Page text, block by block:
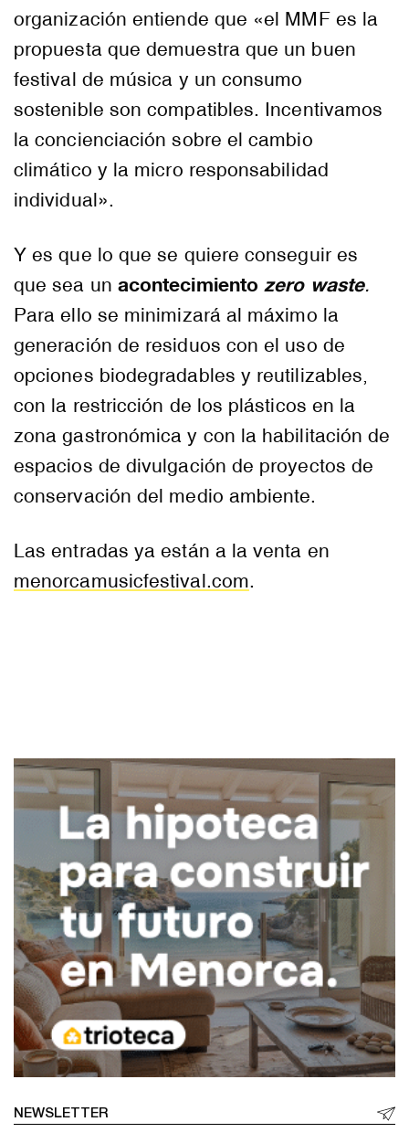
organización entiende que «el MMF es la
propuesta que demuestra que un buen
festival de música y un consumo
sostenible son compatibles. Incentivamos
la concienciación sobre el cambio
climático y la micro responsabilidad
individual».
Y es que lo que se quiere conseguir es
que sea un acontecimientozerowaste.
Para ello se minimizará al máximo la
generación de residuos con el uso de
opciones biodegradables y reutilizables,
con la restricción de los plásticos en la
zona gastronómica y con la habilitación de
espacios de divulgación de proyectos de
conservación del medio ambiente.
Las entradas ya están a la venta en
menorcamusicfestival.com.
NEWSLETTER